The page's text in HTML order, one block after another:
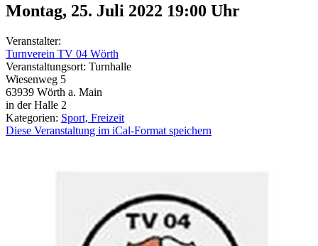
Montag, 25. Juli 2022 19:00 Uhr
Veranstalter:
Turnverein TV 04 Wörth
Veranstaltungsort: Turnhalle
Wiesenweg 5
63939 Wörth a. Main
in der Halle 2
Kategorien: Sport, Freizeit
Diese Veranstaltung im iCal-Format speichern